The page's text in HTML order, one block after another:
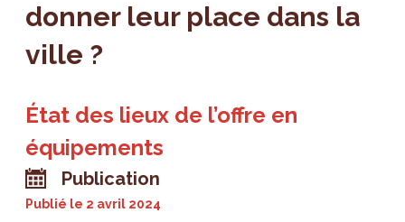
donner leur place dans la
ville ?
État des lieux de l’offre en
équipements
Publication
Publié le 2 avril 2024